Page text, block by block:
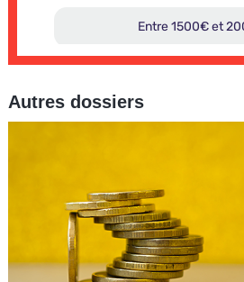
Autres dossiers